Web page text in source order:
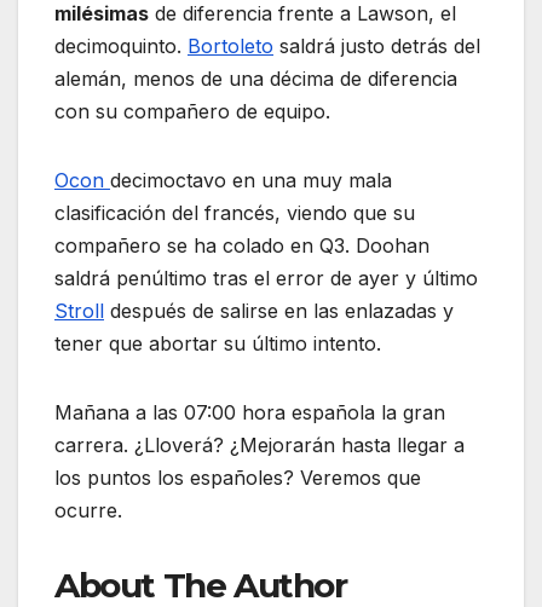
milésimas de diferencia frente a Lawson, el
decimoquinto. Bortoleto saldrá justo detrás del
alemán, menos de una décima de diferencia
con su compañero de equipo.
Ocon decimoctavo en una muy mala
clasificación del francés, viendo que su
compañero se ha colado en Q3. Doohan
saldrá penúltimo tras el error de ayer y último
Stroll después de salirse en las enlazadas y
tener que abortar su último intento.
Mañana a las 07:00 hora española la gran
carrera. ¿Lloverá? ¿Mejorarán hasta llegar a
los puntos los españoles? Veremos que
ocurre.
About The Author